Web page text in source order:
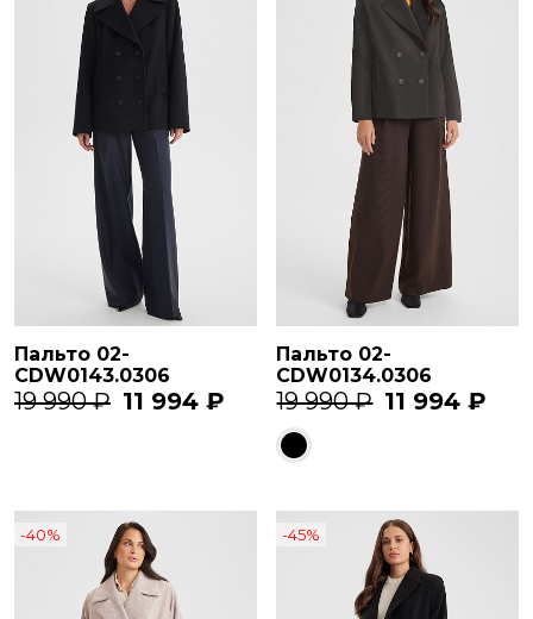
Пальто 02-
CDW0143.0306
19 990 ₽ 11 994 ₽
Пальто 02-
CDW0134.0306
19 990 ₽ 11 994 ₽
-40% -45%